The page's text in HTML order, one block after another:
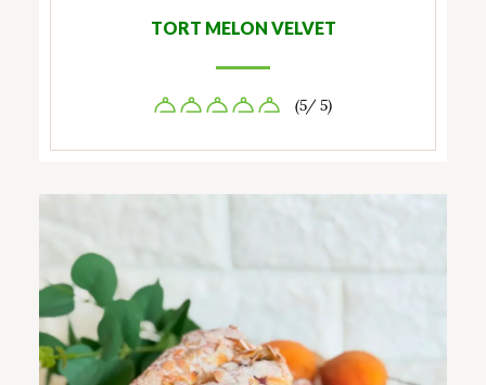
TORT MELON VELVET
(5/ 5)